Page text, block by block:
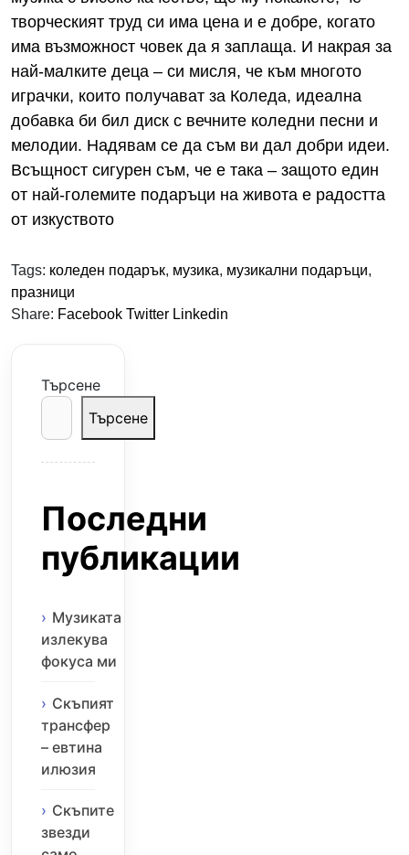
творческият труд си има цена и е добре, когато
има възможност човек да я заплаща. И накрая за
най-малките деца – си мисля, че към многото
играчки, които получават за Коледа, идеална
добавка би бил диск с вечните коледни песни и
мелодии. Надявам се да съм ви дал добри идеи.
Всъщност сигурен съм, че е така – защото един
от най-големите подаръци на живота е радостта
от изкуството
Tags: коледен подарък, музика, музикални подаръци,
празници
Share: Facebook Twitter Linkedin
Търсене
Търсене
Последни
публикации
Музиката
излекува
фокуса ми
Скъпият
трансфер
– евтина
илюзия
Скъпите
звезди